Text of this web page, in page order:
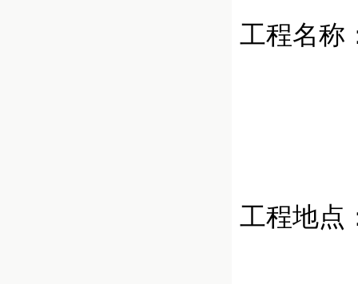
工程名称
工程地点